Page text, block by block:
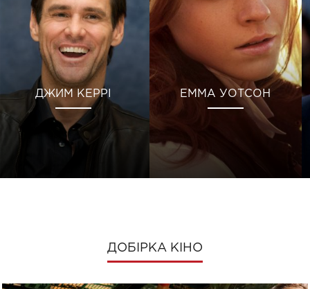
ДЖИМ КЕРРІ ЕММА УОТСОН
ДОБІРКА КІНО